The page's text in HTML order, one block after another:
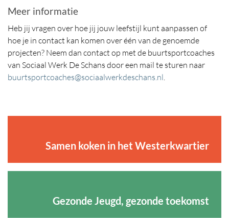
Meer informatie
Heb jij vragen over hoe jij jouw leefstijl kunt aanpassen of
hoe je in contact kan komen over één van de genoemde
projecten? Neem dan contact op met de buurtsportcoaches
van Sociaal Werk De Schans door een mail te sturen naar
buurtsportcoaches@sociaalwerkdeschans.nl
Samen koken in het Westerkwartier
Gezonde Jeugd, gezonde toekomst